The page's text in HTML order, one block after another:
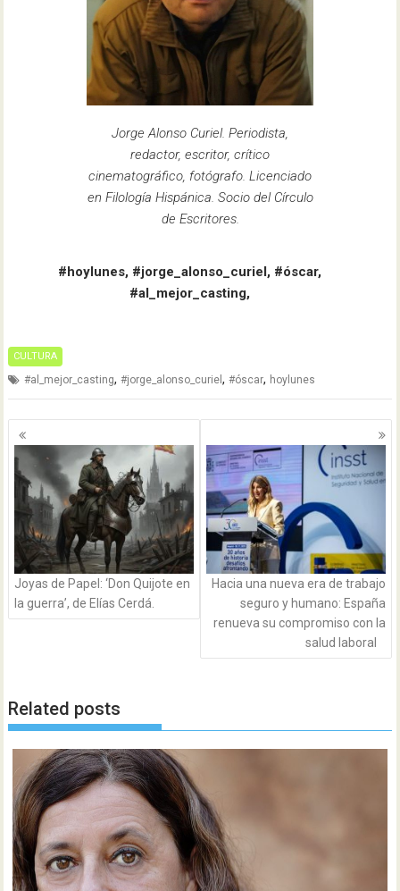
Jorge Alonso Curiel. Periodista,
redactor, escritor, crítico
cinematográfico, fotógrafo. Licenciado
en Filología Hispánica. Socio del Círculo
de Escritores.
#hoylunes, #jorge_alonso_curiel, #óscar,
#al_mejor_casting,
CULTURA
#al_mejor_casting,#jorge_alonso_curiel,#óscar, hoylunes
Navegación
de
entradas
Joyas de Papel: ‘Don Quijote en
la guerra’, de Elías Cerdá.
Hacia una nueva era de trabajo
seguro y humano: España
renueva su compromiso con la
salud laboral
Related posts